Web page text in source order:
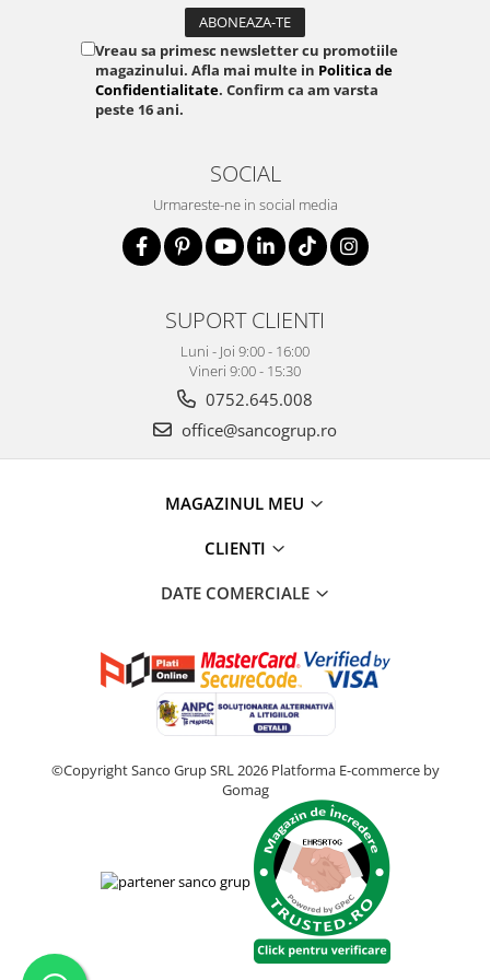
Vreau sa primesc newsletter cu promotiile
magazinului. Afla mai multe in Politica de
Confidentialitate. Confirm ca am varsta
peste 16 ani.
SOCIAL
Urmareste-ne in social media
SUPORT CLIENTI
Luni - Joi 9:00 - 16:00
Vineri 9:00 - 15:30
0752.645.008
office@sancogrup.ro
MAGAZINUL MEU
CLIENTI
DATE COMERCIALE
©Copyright Sanco Grup SRL 2026 Platforma E-commerce by
Gomag